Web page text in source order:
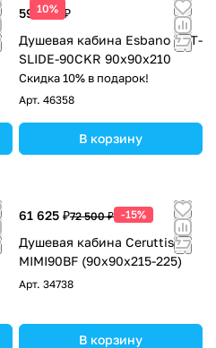
10%
59 925 ₽
Душевая кабина Esbano EST-
SLIDE-90CKR 90х90х210
Скидка 10% в подарок!
Арт. 46358
В корзину
61 625 ₽72 500 ₽ -15%
Душевая кабина Ceruttispa
MIMI90BF (90x90x215-225)
Арт. 34738
В корзину